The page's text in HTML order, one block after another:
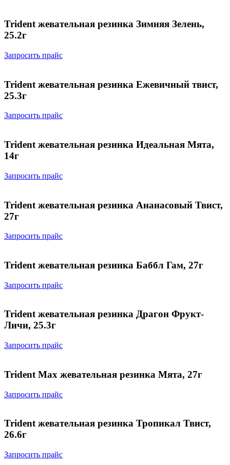
Trident жевательная резинка Зимняя Зелень,
25.2г
Запросить прайс
Trident жевательная резинка Ежевичный твист,
25.3г
Запросить прайс
Trident жевательная резинка Идеальная Мята,
14г
Запросить прайс
Trident жевательная резинка Ананасовый Твист,
27г
Запросить прайс
Trident жевательная резинка Баббл Гам, 27г
Запросить прайс
Trident жевательная резинка Драгон Фрукт-
Личи, 25.3г
Запросить прайс
Trident Max жевательная резинка Мята, 27г
Запросить прайс
Trident жевательная резинка Тропикал Твист,
26.6г
Запросить прайс